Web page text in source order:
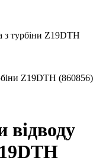
з турбіни Z19DTH
Z19DTH (860856)
відводу